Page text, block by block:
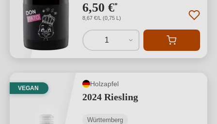
6,50 €*
8,67 €/L (0,75 L)
1
VEGAN
Holzapfel
2024 Riesling
Württemberg